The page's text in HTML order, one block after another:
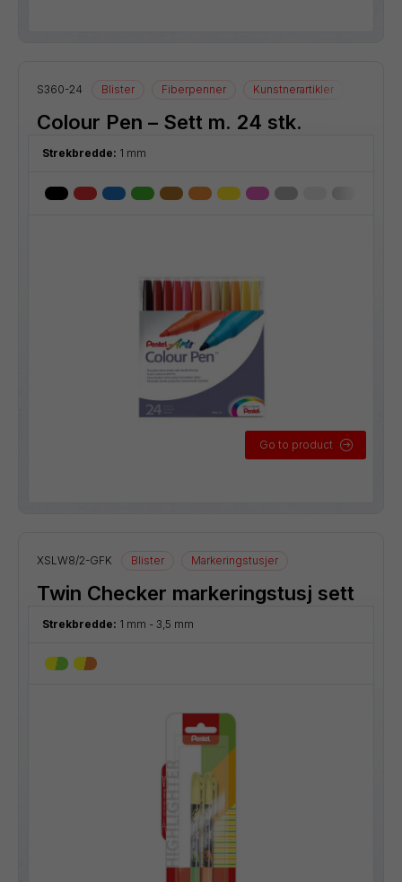
S360-24 Blister Fiberpenner Kunstnerartikler
Colour Pen – Sett m. 24 stk.
Strekbredde: 1 mm
Go to product
XSLW8/2-GFK Blister Markeringstusjer
Twin Checker markeringstusj sett
Strekbredde: 1 mm - 3,5 mm